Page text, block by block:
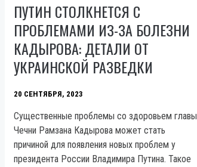
ПУТИН СТОЛКНЕТСЯ С
ПРОБЛЕМАМИ ИЗ-ЗА БОЛЕЗНИ
КАДЫРОВА: ДЕТАЛИ ОТ
УКРАИНСКОЙ РАЗВЕДКИ
20 СЕНТЯБРЯ, 2023
Существенные проблемы со здоровьем главы
Чечни Рамзана Кадырова может стать
причиной для появления новых проблем у
президента России Владимира Путина. Такое